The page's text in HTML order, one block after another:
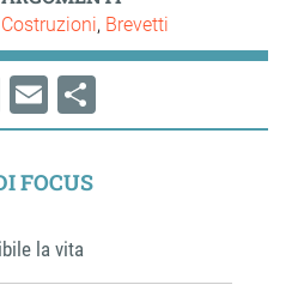
Costruzioni Brevetti
EmailShare
FOCUS
la vita